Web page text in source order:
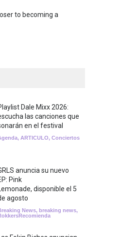
to becoming a
Dale Mixx 2026:
las canciones que
en el festival
, ARTICULO, Conciertos
anuncia su nuevo
Pink
disponible el 5
agosto
News, breaking news,